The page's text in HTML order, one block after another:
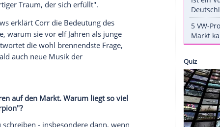
24. September das nunmehr dritte Soloalbum
steckt, warum sie vor elf Jahren unter Ängsten
TheCorrsgibt, verrät die Wahl-
(51). Mit
der irischen
steht sie außerdem zum ersten Mal seit
. Sie präsentiert neue und alte Songs im Berlin.r
im spanischen Madrid lebt, nach